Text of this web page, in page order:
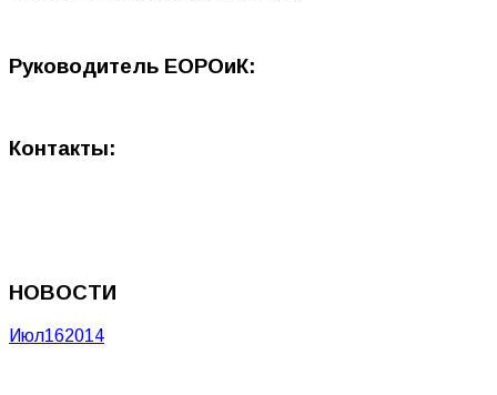
Руководитель ЕОРОиК:
Контакты:
НОВОСТИ
Июл162014